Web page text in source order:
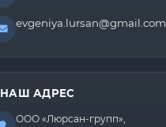
evgeniya.lursan@gmail.com
НАШ АДРЕС
ООО «Люрсан-групп»,